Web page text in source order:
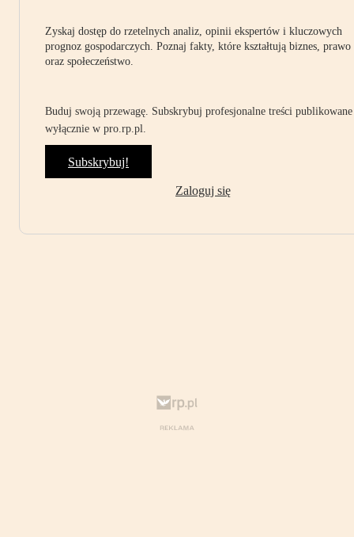
Zyskaj dostęp do rzetelnych analiz, opinii ekspertów i kluczowych
prognoz gospodarczych. Poznaj fakty, które kształtują biznes, prawo
oraz społeczeństwo.
Buduj swoją przewagę. Subskrybuj profesjonalne treści publikowane
wyłącznie w pro.rp.pl.
Subskrybuj!
Zaloguj się